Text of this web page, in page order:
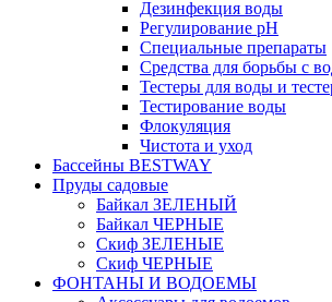
Дезинфекция воды
Регулирование pH
Специальные препараты
Средства для борьбы с
Тестеры для воды и
Тестирование воды
Флокуляция
Чистота и уход
Бассейны BESTWAY
Пруды садовые
Байкал ЗЕЛЕНЫЙ
Байкал ЧЕРНЫЕ
Скиф ЗЕЛЕНЫЕ
Скиф ЧЕРНЫЕ
ФОНТАНЫ И ВОДОЕМЫ